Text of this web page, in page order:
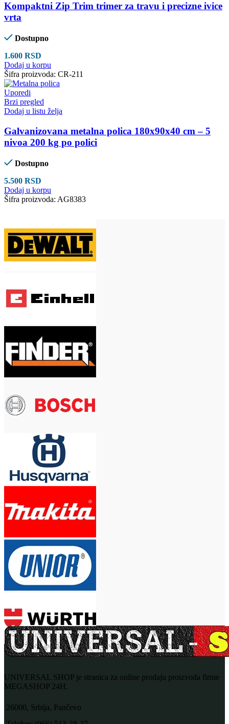
Kompaktni Zip Trim trimer za travu i precizne ivice
vrta
Dostupno
1.600 RSD
Dodaj u korpu
Šifra proizvoda: CR-211
Uporedi
Brzi pregled
Dodaj u listu želja
Galvanizovana metalna polica 180x90x40 cm – 5
nivoa 200 kg po polici
Dostupno
5.500 RSD
Dodaj u korpu
Šifra proizvoda: AG8383
UNIVERSAL SHOP je stranica za online prodaju proizvoda firme
MEGASHOP 24H.
26000, Srbija, Pančevo